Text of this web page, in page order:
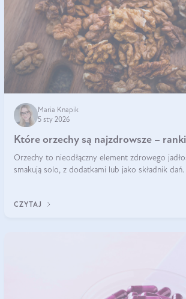
Maria Knapik
5 sty 2026
Które orzechy są najzdrowsze –
Orzechy to nieodłączny element zdrowego
smakują solo, z dodatkami lub jako składnik
CZYTAJ